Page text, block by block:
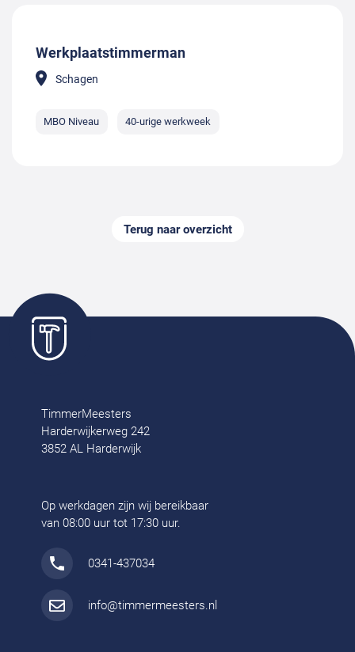
Werkplaatstimmerman
Schagen
MBO Niveau 40-urige werkweek
Terug naar overzicht
TimmerMeesters
Harderwijkerweg 242
3852 AL Harderwijk
Op werkdagen zijn wij bereikbaar
van 08:00 uur tot 17:30 uur.
0341-437034
info@timmermeesters.nl